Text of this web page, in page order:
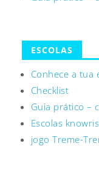
ESCOLAS
Conhece a tua
Checklist
Guia prático –
Escolas
jogo Treme-